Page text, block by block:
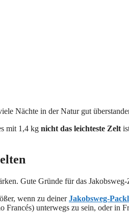
Nächte in der Natur gut
mit 1,4 kg nicht das leichteste Zelt
Gute Gründe für das
wenn zu deinerJakobsweg-
unterwegs zu sein, oder in